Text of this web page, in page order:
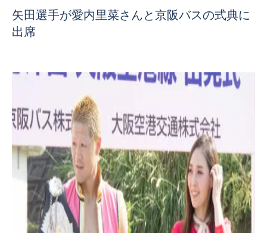
矢田選手が愛内里菜さんと京阪バスの式典に
出席